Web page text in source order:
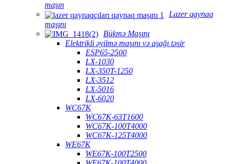
maşın
Lazer qaynaq
maşını
Bükmə Maşını
Elektrikli əyilmə maşını və aşağı təsir
ESP65-2500
LX-1030
LX-350T-1250
LX-3512
LX-5016
LX-6020
WC67K
WC67K-63T1600
WC67K-100T4000
WC67K-125T4000
WE67K
WE67K-100T2500